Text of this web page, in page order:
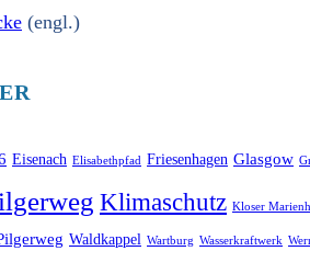
(engl.)
Eisenach Elisabethpfad Friesenhagen Glasgow
Klimaschutz Kloser
Waldkappel Wartburg Wasserkraftwerk